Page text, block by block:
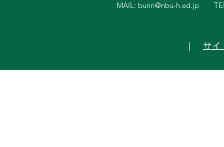
MAIL: bunri@nbu-h.ed.jp
｜ サイ